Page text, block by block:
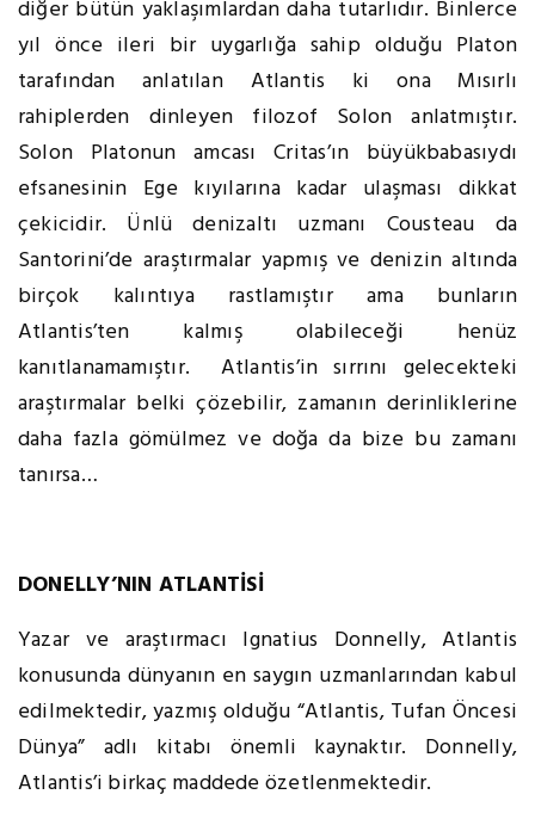
diğer bütün yaklaşımlardan daha tutarlıdır. Binlerce
yıl önce ileri bir uygarlığa sahip olduğu Platon
tarafından anlatılan Atlantis ki ona Mısırlı
rahiplerden dinleyen filozof Solon anlatmıştır.
Solon Platonun amcası Critas’ın büyükbabasıydı
efsanesinin Ege kıyılarına kadar ulaşması dikkat
çekicidir. Ünlü denizaltı uzmanı Cousteau da
Santorini’de araştırmalar yapmış ve denizin altında
birçok kalıntıya rastlamıştır ama bunların
Atlantis’ten kalmış olabileceği henüz
kanıtlanamamıştır. Atlantis’in sırrını gelecekteki
araştırmalar belki çözebilir, zamanın derinliklerine
daha fazla gömülmez ve doğa da bize bu zamanı
tanırsa…
DONELLY’NIN ATLANTİSİ
Yazar ve araştırmacı Ignatius Donnelly, Atlantis
konusunda dünyanın en saygın uzmanlarından kabul
edilmektedir, yazmış olduğu “Atlantis, Tufan Öncesi
Dünya” adlı kitabı önemli kaynaktır. Donnelly,
Atlantis’i birkaç maddede özetlenmektedir.